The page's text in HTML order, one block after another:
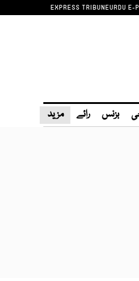
EXPRESS TRIBUNEURDU E-
بزنس رائے مزید